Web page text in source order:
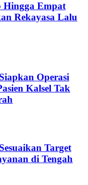
Empat
Rekayasa Lalu
Operasi
Kalsel Tak
Target
di Tengah